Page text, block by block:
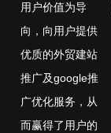
用户价值为导
向，向用户提供
优质的外贸建站
推广及google推
广优化服务，从
而赢得了用户的